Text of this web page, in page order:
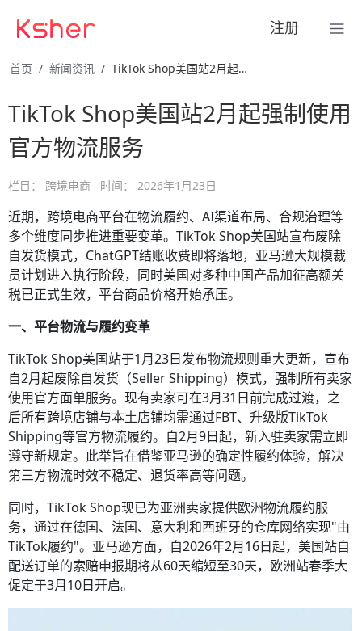
注册
首页 新闻资讯 TikTok Shop美国站2月起强制使用官方物流服务
TikTok Shop美国站2月起强制使用
官方物流服务
栏目： 跨境电商 时间： 2026年1月23日
近期，跨境电商平台在物流履约、AI渠道布局、合规治理等
多个维度同步推进重要变革。TikTok Shop美国站宣布废除
自发货模式，ChatGPT结账收费即将落地，亚马逊大规模裁
员计划进入执行阶段，同时美国对多种中国产品加征高额关
税已正式生效，平台商品价格开始承压。
一、平台物流与履约变革
TikTok Shop美国站于1月23日发布物流规则重大更新，宣布
自2月起废除自发货（Seller Shipping）模式，强制所有卖家
使用官方面单服务。现有卖家可在3月31日前完成过渡，之
后所有跨境店铺与本土店铺均需通过FBT、升级版TikTok
Shipping等官方物流履约。自2月9日起，新入驻卖家需立即
遵守新规定。此举旨在借鉴亚马逊的确定性履约体验，解决
第三方物流时效不稳定、退货率高等问题。
同时，TikTok Shop现已为亚洲卖家提供欧洲物流履约服
务，通过在德国、法国、意大利和西班牙的仓库网络实现"由
TikTok履约"。亚马逊方面，自2026年2月16日起，美国站自
配送订单的索赔申报期将从60天缩短至30天，欧洲站春季大
促定于3月10日开启。